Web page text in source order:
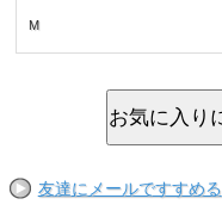
M
友達にメールですすめる